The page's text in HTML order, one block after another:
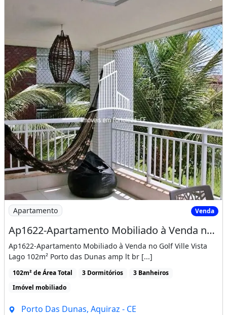
Imagem: Ap1622-Apartamento Mobiliado à Venda no
Apartamento Venda
Ap1622-Apartamento Mobiliado à Venda no Golf Ville Vista Lago 102m²
Ap1622-Apartamento Mobiliado à Venda no Golf Ville Vista
Lago 102m² Porto das Dunas amp lt br [...]
102m² de Área Total 3 Dormitórios
3 Banheiros
Imóvel mobiliado
Porto Das Dunas, Aquiraz - CE